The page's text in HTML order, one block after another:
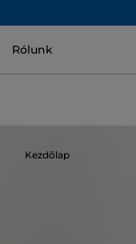
Rólunk
Kezdőlap